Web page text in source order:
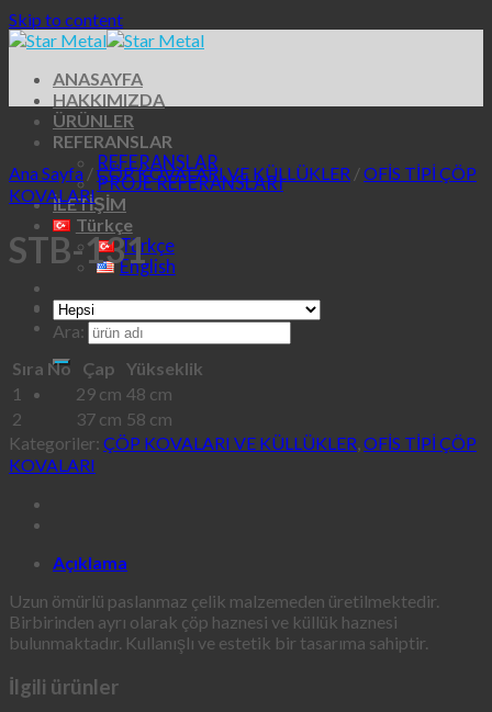
Skip to content
ANASAYFA
HAKKIMIZDA
ÜRÜNLER
REFERANSLAR
REFERANSLAR
PROJE REFERANSLARI
İLETİŞİM
Türkçe
Türkçe
English
Ara:
Ana Sayfa /ÇÖP KOVALARI VE KÜLLÜKLER /OFİS TİPİ ÇÖP
KOVALARI
STB-131
Sıra No Çap Yükseklik
1
29 cm 48 cm
2
37 cm 58 cm
Kategoriler: ÇÖP KOVALARI VE KÜLLÜKLER OFİS TİPİ ÇÖP
KOVALARI
Açıklama
Uzun ömürlü paslanmaz çelik malzemeden üretilmektedir.
Birbirinden ayrı olarak çöp haznesi ve küllük haznesi
bulunmaktadır. Kullanışlı ve estetik bir tasarıma sahiptir.
İlgili ürünler